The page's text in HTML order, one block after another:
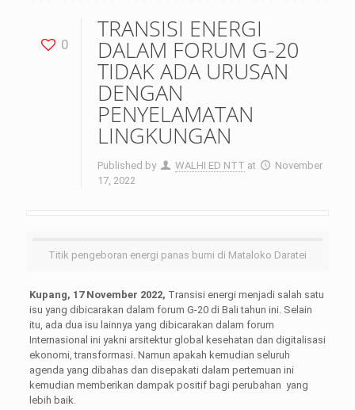
0
TRANSISI ENERGI
DALAM FORUM G-20
TIDAK ADA URUSAN
DENGAN
PENYELAMATAN
LINGKUNGAN
Published by WALHI ED NTT at
November
17, 2022
Titik pengeboran energi panas bumi di Mataloko Daratei
Kupang, 17 November 2022, Transisi energi menjadi salah satu
isu yang dibicarakan dalam forum G-20 di Bali tahun ini. Selain
itu, ada dua isu lainnya yang dibicarakan dalam forum
Internasional ini yakni arsitektur global kesehatan dan digitalisasi
ekonomi, transformasi. Namun apakah kemudian seluruh
agenda yang dibahas dan disepakati dalam pertemuan ini
kemudian memberikan dampak positif bagi perubahan yang
lebih baik.